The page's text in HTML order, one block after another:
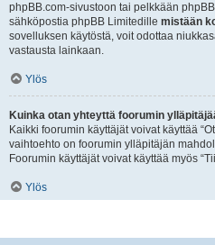
phpBB.com-sivustoon tai pelkkään
sähköpostia phpBB Limitedille mistään
sovelluksen käytöstä, voit odottaa
vastausta lainkaan.
Ylös
Kuinka otan yhteyttä foorumin
Kaikki foorumin käyttäjät voivat käyttää
vaihtoehto on foorumin ylläpitäjän
Foorumin käyttäjät voivat käyttää myös
Ylös